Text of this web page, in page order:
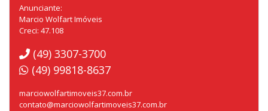
Anunciante:
Marcio Wolfart Imóveis
Creci: 47.108
(49) 3307-3700
(49) 99818-8637
marciowolfartimoveis37.com.br
contato@marciowolfartimoveis37.com.br